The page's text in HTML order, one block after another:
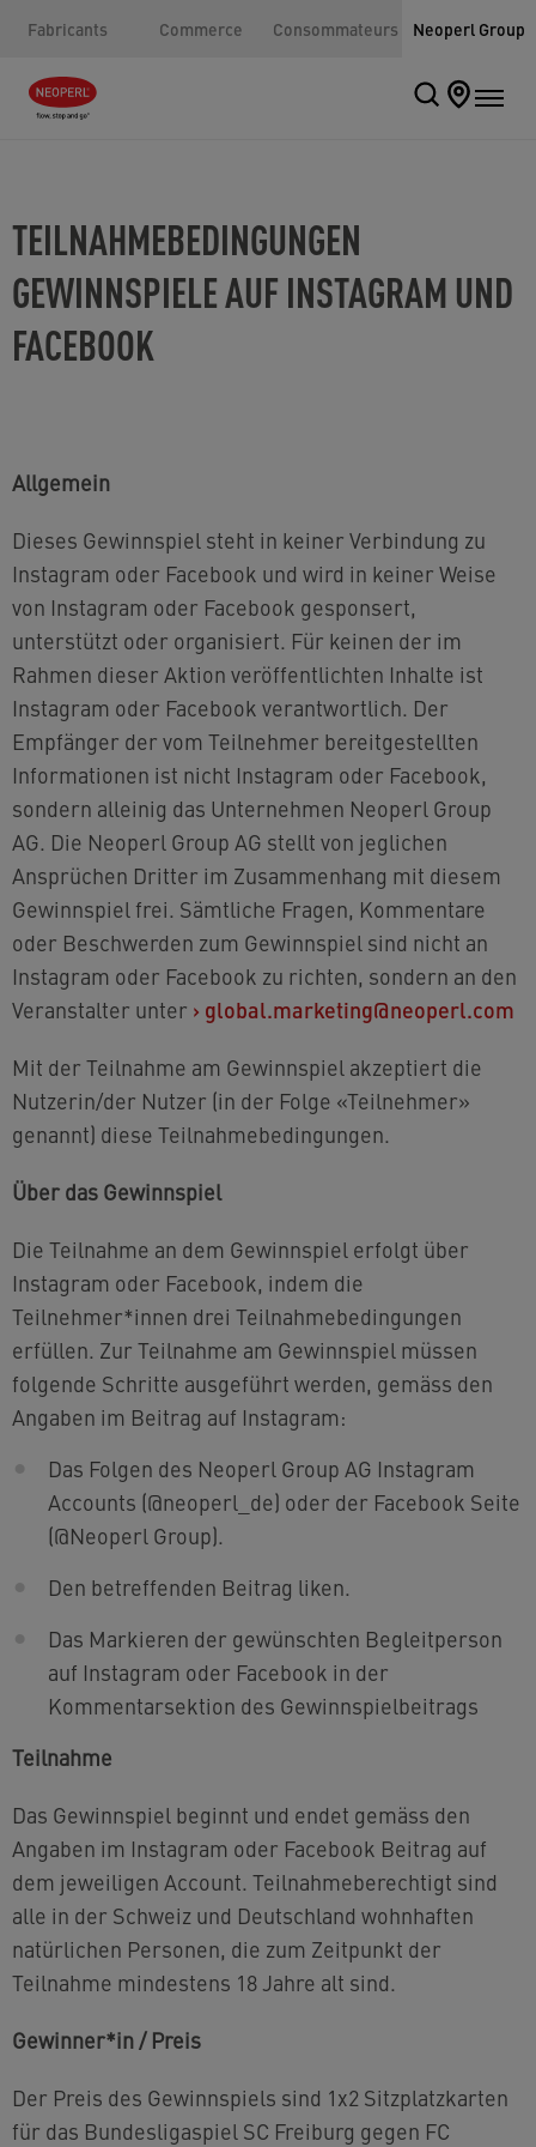
Fabricants Commerce Consommateurs Neoperl Group
TEILNAHMEBEDINGUNGEN
GEWINNSPIELE AUF INSTAGRAM UND
FACEBOOK
Allgemein
Dieses Gewinnspiel steht in keiner Verbindung zu
Instagram oder Facebook und wird in keiner Weise
von Instagram oder Facebook gesponsert,
unterstützt oder organisiert. Für keinen der im
Rahmen dieser Aktion veröffentlichten Inhalte ist
Instagram oder Facebook verantwortlich. Der
Empfänger der vom Teilnehmer bereitgestellten
Informationen ist nicht Instagram oder Facebook,
sondern alleinig das Unternehmen Neoperl Group
AG. Die Neoperl Group AG stellt von jeglichen
Ansprüchen Dritter im Zusammenhang mit diesem
Gewinnspiel frei. Sämtliche Fragen, Kommentare
oder Beschwerden zum Gewinnspiel sind nicht an
Instagram oder Facebook zu richten, sondern an den
Veranstalter unter › global.marketing@neoperl.com
Mit der Teilnahme am Gewinnspiel akzeptiert die
Nutzerin/der Nutzer (in der Folge «Teilnehmer»
genannt) diese Teilnahmebedingungen.
Über das Gewinnspiel
Die Teilnahme an dem Gewinnspiel erfolgt über
Instagram oder Facebook, indem die
Teilnehmer*innen drei Teilnahmebedingungen
erfüllen. Zur Teilnahme am Gewinnspiel müssen
folgende Schritte ausgeführt werden, gemäss den
Angaben im Beitrag auf Instagram:
Das Folgen des Neoperl Group AG Instagram
Accounts (@neoperl_de) oder der Facebook Seite
(@Neoperl Group).
Den betreffenden Beitrag liken.
Das Markieren der gewünschten Begleitperson
auf Instagram oder Facebook in der
Kommentarsektion des Gewinnspielbeitrags
Teilnahme
Das Gewinnspiel beginnt und endet gemäss den
Angaben im Instagram oder Facebook Beitrag auf
dem jeweiligen Account. Teilnahmeberechtigt sind
alle in der Schweiz und Deutschland wohnhaften
natürlichen Personen, die zum Zeitpunkt der
Teilnahme mindestens 18 Jahre alt sind.
Gewinner*in / Preis
Der Preis des Gewinnspiels sind 1x2 Sitzplatzkarten
für das Bundesligaspiel SC Freiburg gegen FC